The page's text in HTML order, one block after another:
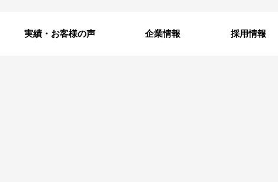
実績・お客様の声 企業情報 採用情報